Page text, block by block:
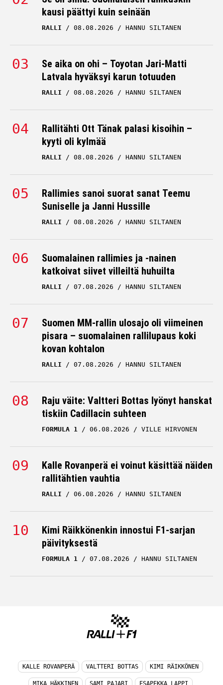
kausi päättyi kuin seinään
RALLI 08.08.2026 HANNU SILTANEN
Se aika on ohi – Toyotan Jari-Matti
Latvala hyväksyi karun totuuden
RALLI 08.08.2026 HANNU SILTANEN
Rallitähti Ott Tänak palasi kisoihin –
kyyti oli kylmää
RALLI 08.08.2026 HANNU SILTANEN
Rallimies sanoi suorat sanat Teemu
Suniselle ja Janni Hussille
RALLI 08.08.2026 HANNU SILTANEN
Suomalainen rallimies ja -nainen
katkoivat siivet villeiltä huhuilta
RALLI 07.08.2026 HANNU SILTANEN
Suomen MM-rallin ulosajo oli viimeinen
pisara – suomalainen rallilupaus koki
kovan kohtalon
RALLI 07.08.2026 HANNU SILTANEN
Raju väite: Valtteri Bottas lyönyt hanskat
tiskiin Cadillacin suhteen
FORMULA 1 06.08.2026 VILLE HIRVONEN
Kalle Rovanperä ei voinut käsittää näiden
rallitähtien vauhtia
RALLI 06.08.2026 HANNU SILTANEN
Kimi Räikkönenkin innostui F1-sarjan
päivityksestä
FORMULA 1 07.08.2026 HANNU SILTANEN
KALLE ROVANPERÄ VALTTERI BOTTAS KIMI RÄIKKÖNEN
MIKA HÄKKINEN SAMI PAJARI ESAPEKKA LAPPI